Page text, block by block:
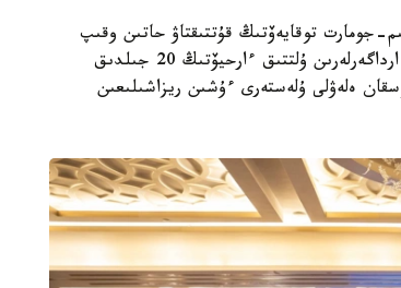
جومارت توقايەۆتىڭ قۇتتىقتاۋ حاتىن وقىپ
بەردى. مەملەكەت باسشىسى ارحيۆ سالاسىنىڭ قىزمەتكەرلەرى مەن ارداگەرلەرىن ۇلتتىق ءارحيۆتىڭ 20 جىلدىق
ەلەۋلى ۇلەستەرى ءۇشىن ريزاشىلىعىن